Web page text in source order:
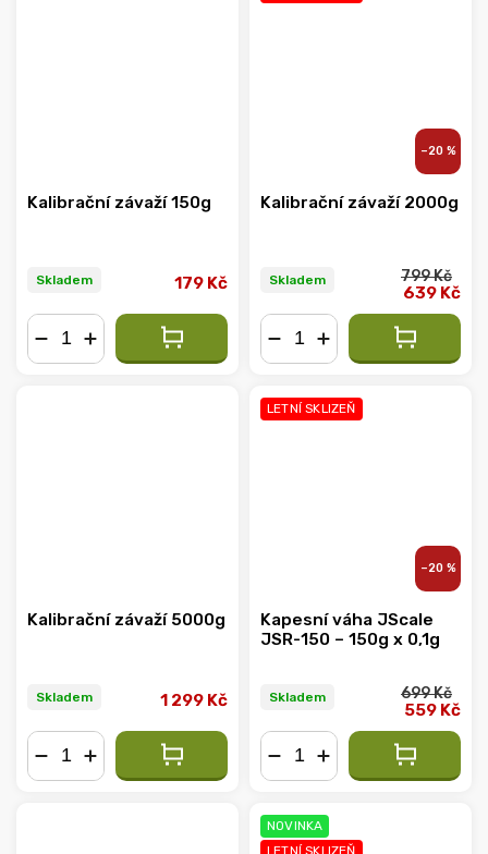
Kalibrační závaží 150g
Skladem 179 Kč
–20 %
Kalibrační závaží 2000g
Skladem 799 Kč
639 Kč
Kalibrační závaží 5000g
Skladem 1 299 Kč
LETNÍ SKLIZEŇ
–20 %
Kapesní váha JScale
JSR-150 – 150g x 0,1g
Skladem 699 Kč
559 Kč
NOVINKA
LETNÍ SKLIZEŇ